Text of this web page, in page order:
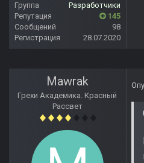
Группа
Разработчики
Репутация
145
Сообщений
98
Регистрация
28.07.2020
Mawrak
Грехи Академика. Красный
Рассвет